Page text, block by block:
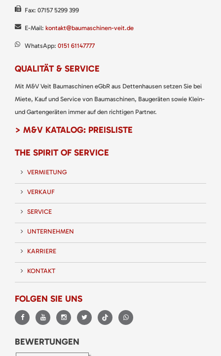
Fax: 07157 5299 399
E-Mail: kontakt@baumaschinen-veit.de
WhatsApp: 0151 61147777
QUALITÄT & SERVICE
Mit M&V Veit Baumaschinen eGbR aus Dettenhausen setzen Sie bei
Miete, Kauf und Service von Baumaschinen, Baugeräten sowie Klein-
und Gartengeräten immer auf den richtigen Partner.
> M&V KATALOG: PREISLISTE
THE SPIRIT OF SERVICE
VERMIETUNG
VERKAUF
SERVICE
UNTERNEHMEN
KARRIERE
KONTAKT
FOLGEN SIE UNS
BEWERTUNGEN